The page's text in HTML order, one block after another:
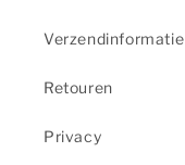
Verzendinformatie
Retouren
Privacy